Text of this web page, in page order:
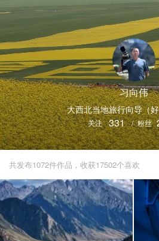
习向伟
大西北当地旅行向导（
关注 331 / 粉丝
共发布1072件作品，收获17502个喜欢